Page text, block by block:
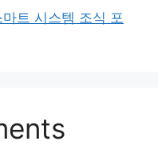
트 시스템 조식 포